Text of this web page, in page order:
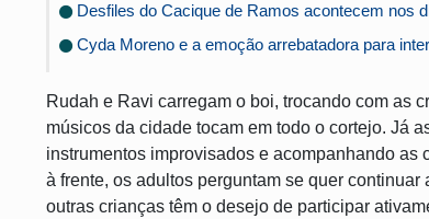
Desfiles do Cacique de Ramos acontecem nos
Cyda Moreno e a emoção arrebatadora para
Rudah e Ravi carregam o boi, trocando com as
músicos da cidade tocam em todo o cortejo. Já
instrumentos improvisados e acompanhando
à frente, os adultos perguntam se quer
outras crianças têm o desejo de participar